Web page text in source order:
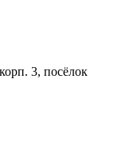
3, посёлок